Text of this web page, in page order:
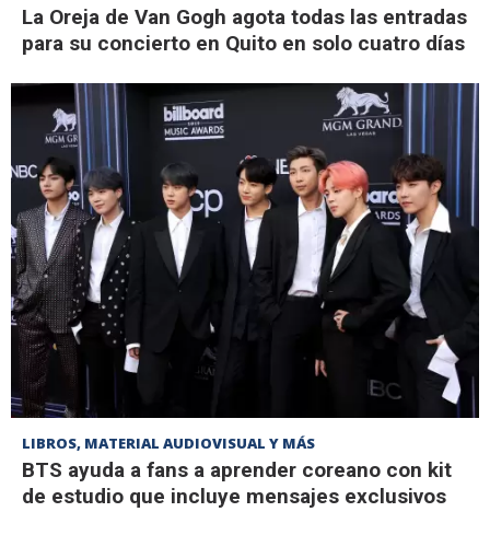
La Oreja de Van Gogh agota todas las entradas
para su concierto en Quito en solo cuatro días
LIBROS, MATERIAL AUDIOVISUAL Y MÁS
BTS ayuda a fans a aprender coreano con kit
de estudio que incluye mensajes exclusivos